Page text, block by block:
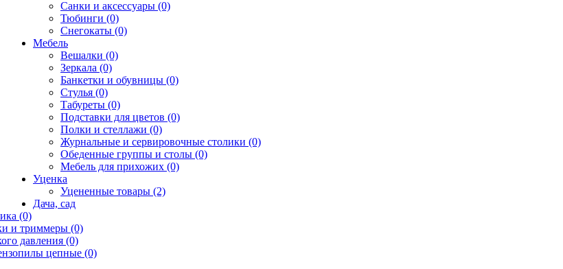
Санки и аксессуары (0)
Тюбинги (0)
Снегокаты (0)
Мебель
Вешалки (0)
Зеркала (0)
Банкетки и обувницы (0)
Стулья (0)
Табуреты (0)
Подставки для цветов (0)
Полки и стеллажи (0)
Журнальные и сервировочные столики (0)
Обеденные группы и столы (0)
Мебель для прихожих (0)
Уценка
Уцененные товары (2)
Дача, сад
(0)
и триммеры (0)
давления (0)
цепные (0)